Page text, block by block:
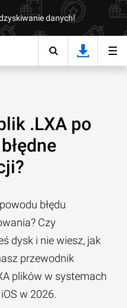
danych!
.LXA po
błędu
Czy
dysk i nie wiesz, jak
przewodnik
plików w systemach
w 2026.